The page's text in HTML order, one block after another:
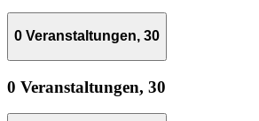
0 Veranstaltungen, 30
0 Veranstaltungen, 30